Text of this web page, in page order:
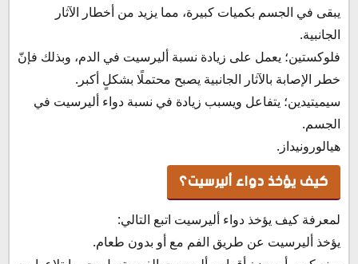
يبقى في الجسم بكميات كبيرة، مما يزيد من أخطار الآثار
الجانبية.
فلوكستين؛ يعمل على زيادة نسبة أليرسيت في الدم، وبذلك فإنّ
خطر الإصابة بالآثار الجانبية يصبح محتملًا بشكلٍ أكبر.
سيميتيدين؛ يتفاعل ويسبب زيادة في نسبة دواء أليرسيت في
الجسم.
هيالورونيداز.
كيف يؤخذ دواء أليرسيت؟
لمعرفة كيف يؤخذ دواء أليرسيت اتبع التالي:
يؤخذ أليرسيت عن طريق الفم مع أو بدون طعام.